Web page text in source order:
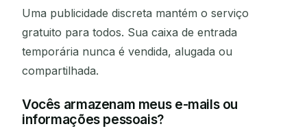
Uma publicidade discreta mantém o serviço
gratuito para todos. Sua caixa de entrada
temporária nunca é vendida, alugada ou
compartilhada.
Vocês armazenam meus e-mails ou
informações pessoais?